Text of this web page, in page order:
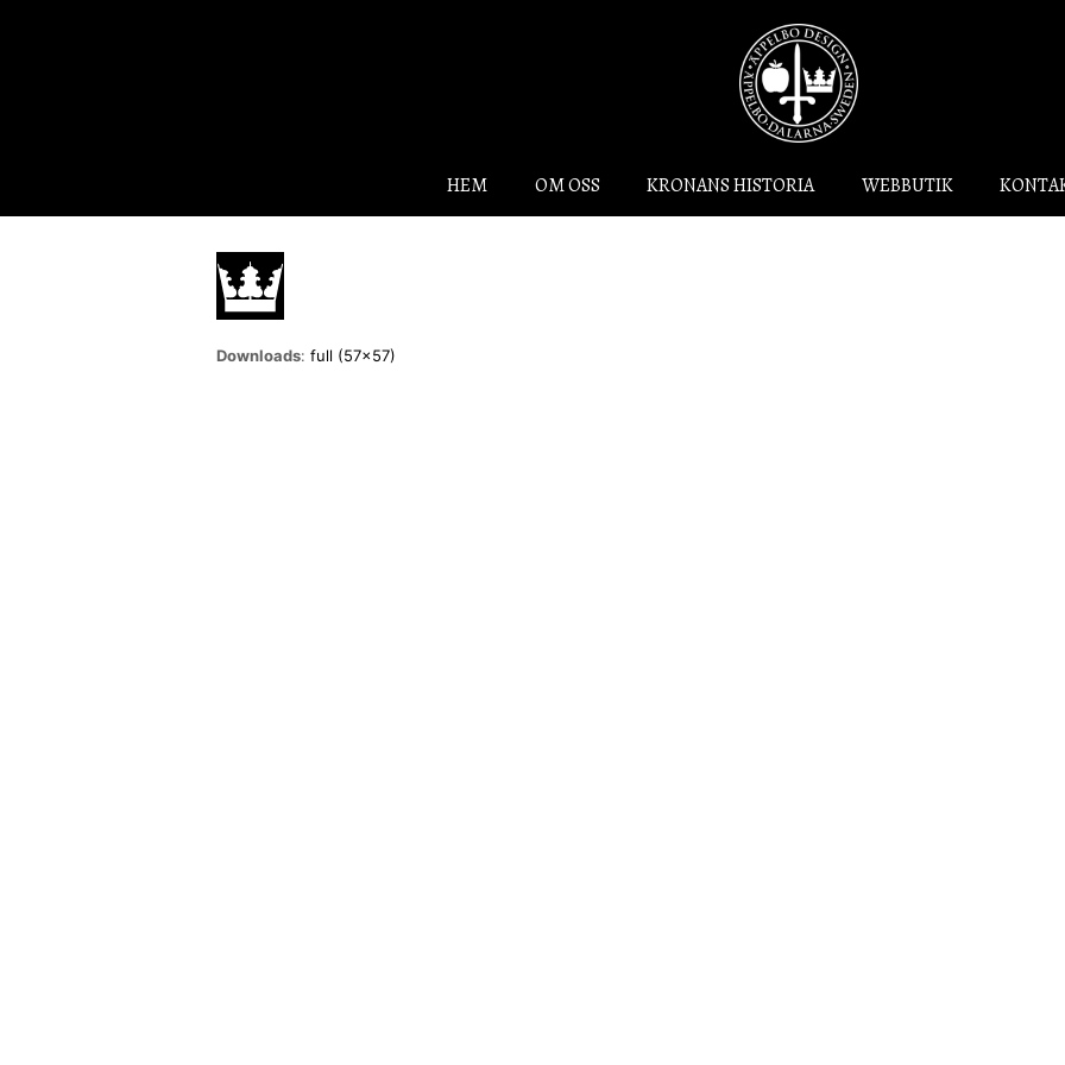
HEM OM OSS KRONANS HISTORIA WEBBUTIK
Downloads: full (57x57)